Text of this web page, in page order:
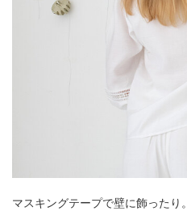
マスキングテープで壁に飾ったり。